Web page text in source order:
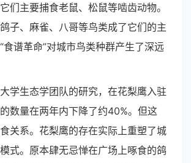
们主要捕食老鼠、松鼠等啮齿动物。
子、麻雀、八哥等鸟类成了它们的主
食谱革命”对城市鸟类种群产生了深远
学生态学团队的研究，在花梨鹰入驻
数量在两年内下降了约40%。但这
关系。花梨鹰的存在实际上重塑了城
式。原本肆无忌惮在广场上啄食的鸽